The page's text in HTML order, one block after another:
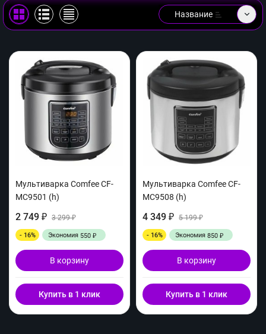
Название
Мультиварка Comfee CF-
MC9501 (h)
2 749 ₽ 3 299₽
- 16% Экономия 550 ₽
В корзину
Купить в 1 клик
Мультиварка Comfee CF-
MC9508 (h)
4 349 ₽ 5 199₽
- 16% Экономия 850 ₽
В корзину
Купить в 1 клик